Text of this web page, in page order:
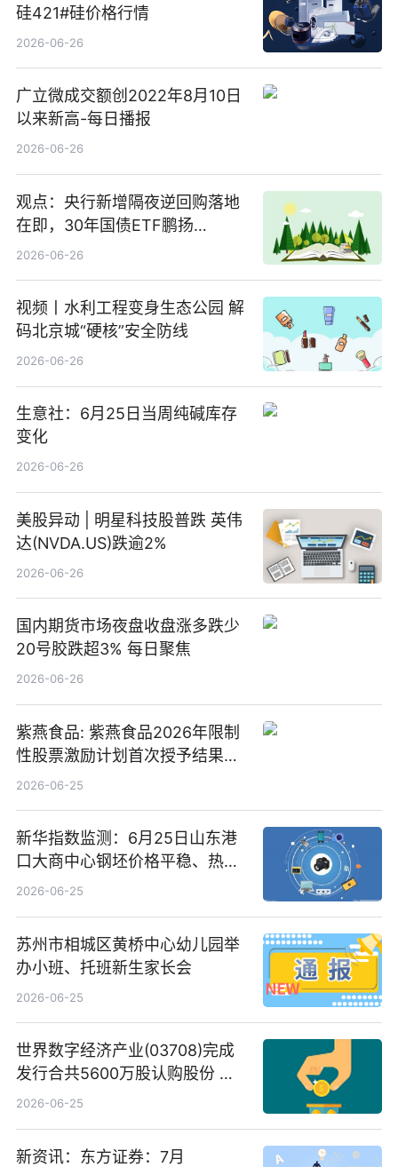
硅421#硅价格行情
2026-06-26
广立微成交额创2022年8月10日
以来新高-每日播报
2026-06-26
观点：央行新增隔夜逆回购落地
在即，30年国债ETF鹏扬
(511090) 盘中小幅上涨
2026-06-26
视频丨水利工程变身生态公园 解
码北京城“硬核”安全防线
2026-06-26
生意社：6月25日当周纯碱库存
变化
2026-06-26
美股异动 | 明星科技股普跌 英伟
达(NVDA.US)跌逾2%
2026-06-26
国内期货市场夜盘收盘涨多跌少
20号胶跌超3% 每日聚焦
2026-06-26
紫燕食品: 紫燕食品2026年限制
性股票激励计划首次授予结果公
告-微资讯
2026-06-25
新华指数监测：6月25日山东港
口大商中心钢坯价格平稳、热轧
C料价格微幅下跌
2026-06-25
苏州市相城区黄桥中心幼儿园举
办小班、托班新生家长会
2026-06-25
世界数字经济产业(03708)完成
发行合共5600万股认购股份 净
筹约1007万港元 独家焦点
2026-06-25
新资讯：东方证券：7月